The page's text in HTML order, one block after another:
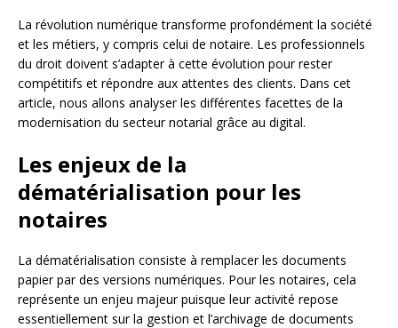
La révolution numérique transforme profondément la société
et les métiers, y compris celui de notaire. Les professionnels
du droit doivent s’adapter à cette évolution pour rester
compétitifs et répondre aux attentes des clients. Dans cet
article, nous allons analyser les différentes facettes de la
modernisation du secteur notarial grâce au digital.
Les enjeux de la
dématérialisation pour les
notaires
La dématérialisation consiste à remplacer les documents
papier par des versions numériques. Pour les notaires, cela
représente un enjeu majeur puisque leur activité repose
essentiellement sur la gestion et l’archivage de documents